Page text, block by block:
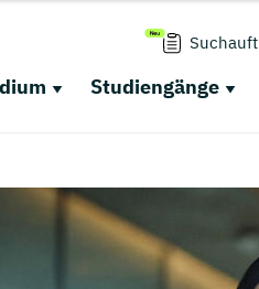
Studiengänge